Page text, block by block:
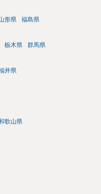
いれば賃貸借の効力は原則
①現在は普通借家契約が継続
を具体的に書面で説明して
性を丁寧に伝えること、を
去を検討する場合には、立
条項・解除条項・期間の定
での更新時の合意内容
利な特約として無効になり
することをおすすめしま
形県 福島県
栃木県 群馬県
井県
歌山県